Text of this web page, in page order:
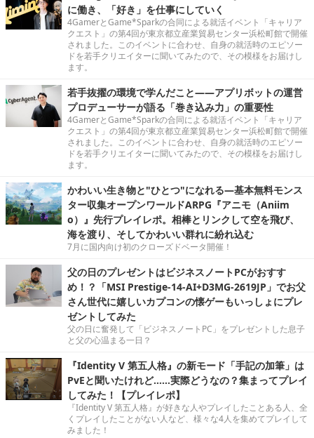
に働き、「好き」を仕事にしていく
4GamerとGame*Sparkの合同による就活イベント「キャリア
クエスト」の第4回が東京都立産業貿易センター浜松町館で開催
されました。このイベントに合わせ、自身の就活時のエピソー
ドを若手クリエイターに聞いてみたので、その模様をお届けし
ます。
若手抜擢の環境で学んだこと――アプリボットの運営
プロデューサーが語る「巻き込み力」の重要性
4GamerとGame*Sparkの合同による就活イベント「キャリア
クエスト」の第4回が東京都立産業貿易センター浜松町館で開催
されました。このイベントに合わせ、自身の就活時のエピソー
ドを若手クリエイターに聞いてみたので、その模様をお届けし
ます。
かわいい生き物と"ひとつ"になれる―基本無料モンス
ター収集オープンワールドARPG『アニモ（Aniim
o）』先行プレイレポ。相棒とリンクして空を飛び、
海を渡り、そしてかわいい群れに紛れ込む
7月に国内向け初のクローズドベータ開催！
父の日のプレゼントはビジネスノートPCがおすす
め！？「MSI Prestige-14-AI+D3MG-2619JP」でお父
さん世代に嬉しいカプコンの懐ゲーもいっしょにプレ
ゼントしてみた
父の日に奮発して「ビジネスノートPC」をプレゼントした息子
と父の心温まる一日？
『Identity V 第五人格』の新モード「手記の加筆」は
PvEと聞いたけれど……実際どうなの？集まってプレイ
してみた！【プレイレポ】
『Identity V 第五人格』が好きな人やプレイしたことある人、全
くプレイしたことがない人など、様々な4人を集めてプレイして
みました！